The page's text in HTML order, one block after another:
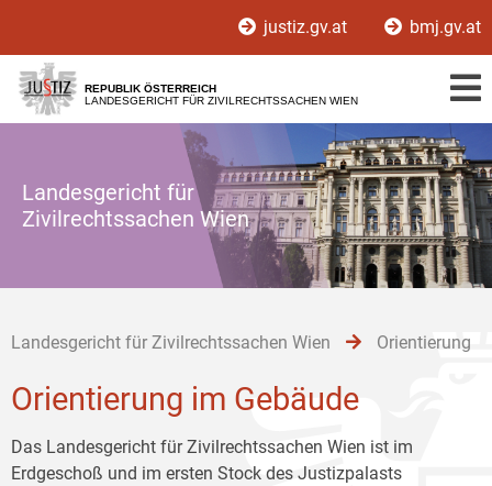
[1]
[2]
[3]
justiz.gv.at bmj.gv.at
REPUBLIK ÖSTERREICH
LANDESGERICHT FÜR ZIVILRECHTSSACHEN WIEN
Landesgericht für
Zivilrechtssachen Wien
Landesgericht für Zivilrechtssachen Wien Orientierung
Orientierung im Gebäude
Das Landesgericht für Zivilrechtssachen Wien ist im
Erdgeschoß und im ersten Stock des Justizpalasts